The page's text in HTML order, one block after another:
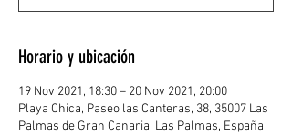
Horario y ubicación
19 Nov 2021, 18:30 – 20 Nov 2021, 20:00
Playa Chica, Paseo las Canteras, 38, 35007 Las
Palmas de Gran Canaria, Las Palmas, España